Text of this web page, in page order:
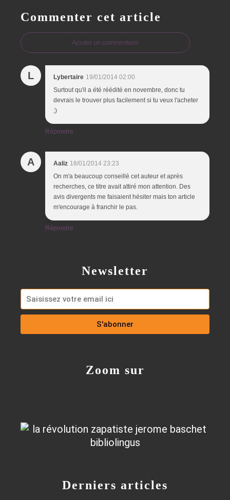
Commenter cet article
Ajouter un commentaire
L Lybertaire 19/01/2014 02:00
Surtout qu'il a été réédité en novembre, donc tu
devrais le trouver plus facilement si tu veux l'acheter
;)
Répondre
A Aaliz 18/01/2014 23:23
On m'a beaucoup conseillé cet auteur et après
recherches, ce titre avait attiré mon attention. Des
avis divergents me faisaient hésiter mais ton article
m'encourage à franchir le pas.
Répondre
Newsletter
Derniers articles
Zoom sur